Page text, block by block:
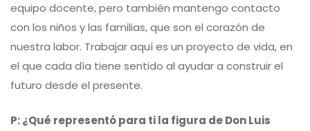
equipo docente, pero también mantengo contacto
con los niños y las familias, que son el corazón de
nuestra labor. Trabajar aquí es un proyecto de vida, en
el que cada día tiene sentido al ayudar a construir el
futuro desde el presente.
P: ¿Qué representó para ti la figura de Don Luis